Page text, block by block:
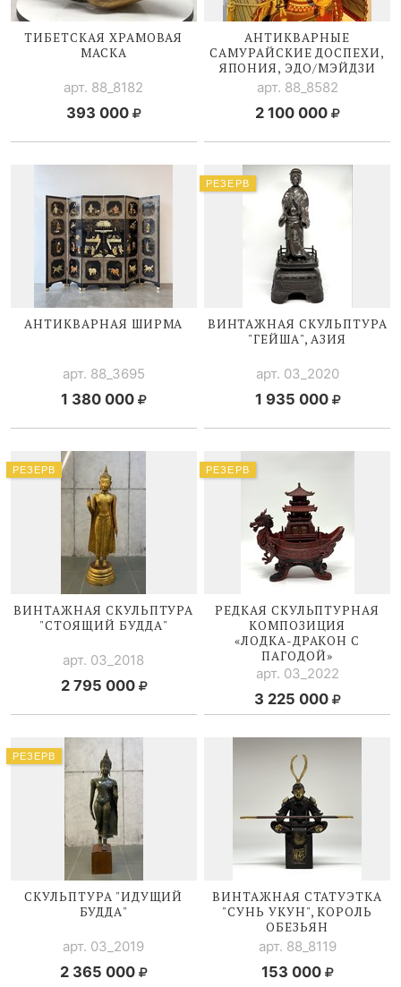
ТИБЕТСКАЯ ХРАМОВАЯ
МАСКА
арт. 88_8182
393 000
АНТИКВАРНЫЕ
САМУРАЙСКИЕ ДОСПЕХИ,
ЯПОНИЯ, ЭДО/МЭЙДЗИ
арт. 88_8582
2 100 000
АНТИКВАРНАЯ ШИРМА
арт. 88_3695
1 380 000
ВИНТАЖНАЯ СКУЛЬПТУРА
"ГЕЙША", АЗИЯ
арт. 03_2020
1 935 000
РЕЗЕРВ
ВИНТАЖНАЯ СКУЛЬПТУРА
"СТОЯЩИЙ БУДДА"
арт. 03_2018
2 795 000
РЕЗЕРВ
РЕДКАЯ СКУЛЬПТУРНАЯ
КОМПОЗИЦИЯ
«ЛОДКА-ДРАКОН С
ПАГОДОЙ»
арт. 03_2022
3 225 000
РЕЗЕРВ
СКУЛЬПТУРА "ИДУЩИЙ
БУДДА"
арт. 03_2019
2 365 000
РЕЗЕРВ
ВИНТАЖНАЯ СТАТУЭТКА
"СУНЬ УКУН", КОРОЛЬ
ОБЕЗЬЯН
арт. 88_8119
153 000